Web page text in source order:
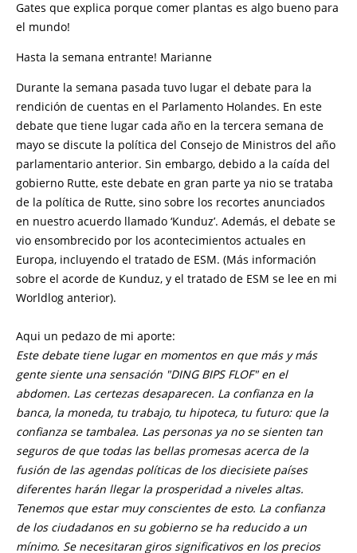
Gates que explica porque comer plantas es algo bueno para
el mundo!
Hasta la semana entrante! Marianne
Durante la semana pasada tuvo lugar el debate para la
rendición de cuentas en el Parlamento Holandes. En este
debate que tiene lugar cada año en la tercera semana de
mayo se discute la política del Consejo de Ministros del año
parlamentario anterior. Sin embargo, debido a la caída del
gobierno Rutte, este debate en gran parte ya nio se trataba
de la política de Rutte, sino sobre los recortes anunciados
en nuestro acuerdo llamado ‘Kunduz’. Además, el debate se
vio ensombrecido por los acontecimientos actuales en
Europa, incluyendo el tratado de ESM. (Más información
sobre el acorde de Kunduz, y el tratado de ESM se lee en mi
Worldlog anterior).
Aqui un pedazo de mi aporte:
Este debate tiene lugar en momentos en que más y más
gente siente una sensación "DING BIPS FLOF" en el
abdomen. Las certezas desaparecen. La confianza en la
banca, la moneda, tu trabajo, tu hipoteca, tu futuro: que la
confianza se tambalea. Las personas ya no se sienten tan
seguros de que todas las bellas promesas acerca de la
fusión de las agendas políticas de los diecisiete países
diferentes harán llegar la prosperidad a niveles altas.
Tenemos que estar muy conscientes de esto. La confianza
de los ciudadanos en su gobierno se ha reducido a un
mínimo. Se necesitaran giros significativos en los precios